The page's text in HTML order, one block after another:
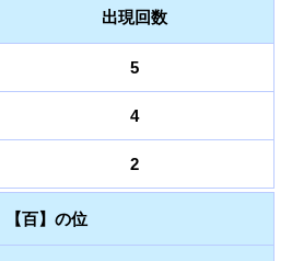
出現回数
5
4
2
【百】の位